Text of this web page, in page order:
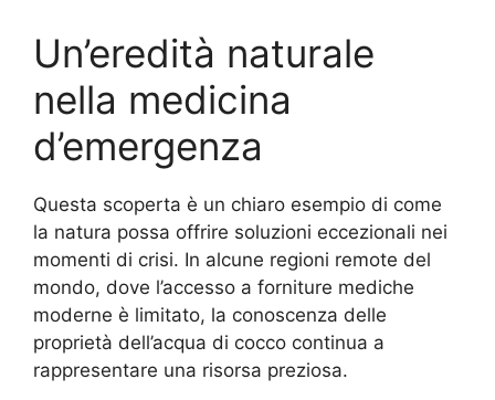
Un’eredità naturale
nella medicina
d’emergenza
Questa scoperta è un chiaro esempio di come
la natura possa offrire soluzioni eccezionali nei
momenti di crisi. In alcune regioni remote del
mondo, dove l’accesso a forniture mediche
moderne è limitato, la conoscenza delle
proprietà dell’acqua di cocco continua a
rappresentare una risorsa preziosa.